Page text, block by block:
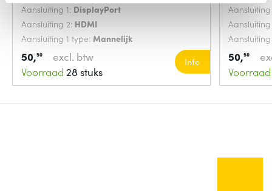
Aansluiting 1: DisplayPort
Aansluiting 2: HDMI
Aansluiting 1 type: Mannelijk
50,50
excl. btw
Voorraad 28 stuks
Info 50,50
Voorraad